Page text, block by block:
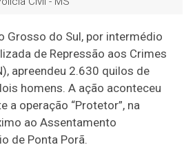
Grosso do Sul, por intermédio
de Repressão aos Crimes
apreendeu 2.630 quilos de
homens. A ação aconteceu
a operação “Protetor”, na
ao Assentamento
de Ponta Porã.